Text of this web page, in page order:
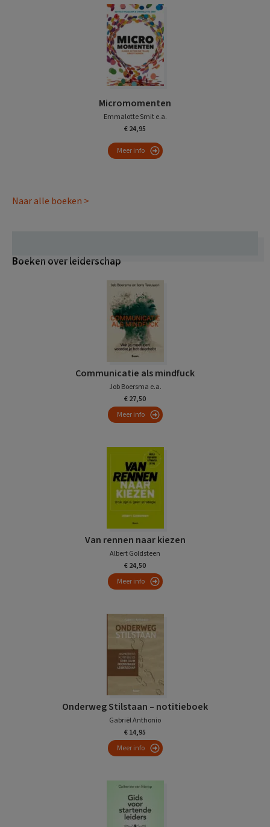
Micromomenten
Emmalotte Smit e.a.
€ 24,95
Meer info
Naar alle boeken >
Boeken over leiderschap
Communicatie als mindfuck
Job Boersma e.a.
€ 27,50
Meer info
Van rennen naar kiezen
Albert Goldsteen
€ 24,50
Meer info
Onderweg Stilstaan – notitieboek
Gabriël Anthonio
€ 14,95
Meer info